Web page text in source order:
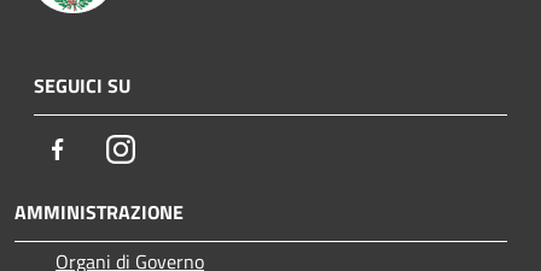
SEGUICI SU
FacebookInstagram
AMMINISTRAZIONE
Organi di Governo